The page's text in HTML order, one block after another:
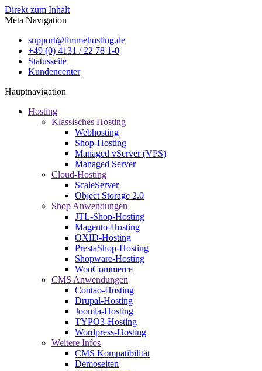
Direkt zum Inhalt
Meta Navigation
support@timmehosting.de
+49 (0) 4131 / 22 78 1-0
Statusseite
Kundencenter
Hauptnavigation
Hosting
Klassisches Hosting
Webhosting
Shop-Hosting
Managed vServer (VPS)
Managed Server
Cloud-Hosting
ScaleServer
Object Storage 2.0
Shop Anwendungen
JTL-Shop-Hosting
Magento-Hosting
OXID-Hosting
PrestaShop-Hosting
Shopware-Hosting
WooCommerce
CMS Anwendungen
Contao-Hosting
Drupal-Hosting
Joomla-Hosting
TYPO3-Hosting
Wordpress-Hosting
Weitere Infos
CMS Kompatibilität
Demoseiten